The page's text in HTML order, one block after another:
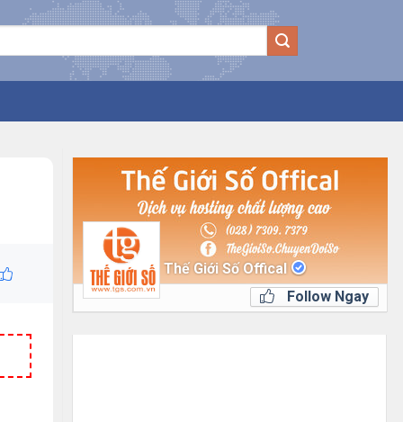
Thế Giới Số Offical
Follow Ngay